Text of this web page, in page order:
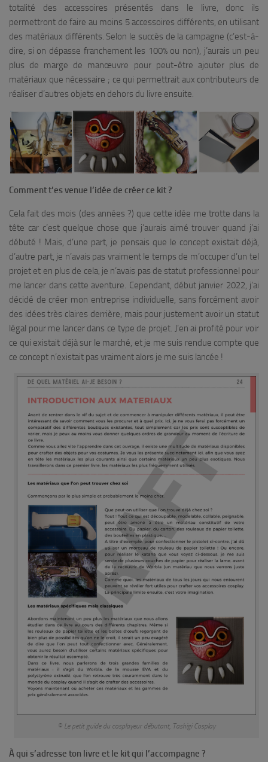
totalité des accessoires présentés dans le livre, donc ils
permettront de faire au moins 5 accessoires différents, en utilisant
des matériaux différents. Selon le succès de la campagne (c’est-à-
dire, si on dépasse franchement les 100% ou non), j’aurais un peu
plus de marge de manœuvre pour peut-être ajouter plus de
matériaux que nécessaire ; ce qui permettrait aux contributeurs de
réaliser d’autres objets en dehors du livre ensuite.
Comment t’es venue l’idée de créer ce kit ?
Cela fait des mois (des années ?) que cette idée me trotte dans la
tête car c’est quelque chose que j’aurais aimé trouver quand j’ai
débuté ! Mais, d’une part, je pensais que le concept existait déjà,
d’autre part, je n’avais pas vraiment le temps de m’occuper d’un tel
projet et en plus de cela, je n’avais pas de statut professionnel pour
me lancer dans cette aventure. Cependant, début janvier 2022, j’ai
décidé de créer mon entreprise individuelle, sans forcément avoir
des idées très claires derrière, mais pour justement avoir un statut
légal pour me lancer dans ce type de projet. J’en ai profité pour voir
ce qui existait déjà sur le marché, et je me suis rendue compte que
ce concept n’existait pas vraiment alors je me suis lancée !
© Le petit guide du cosplayeur débutant, Tashigi Cosplay
À qui s’adresse ton livre et le kit qui l’accompagne ?